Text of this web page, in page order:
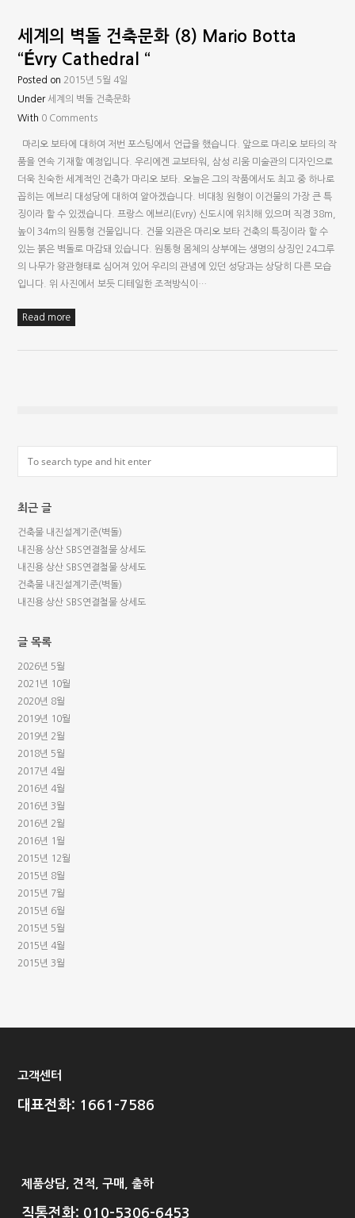
세계의 벽돌 건축문화 (8) Mario Botta
“Évry Cathedral “
Posted on 2015년 5월 4일
Under 세계의 벽돌 건축문화
With 0 Comments
마리오 보타에 대하여 저번 포스팅에서 언급을 했습니다. 앞으로 마리오 보타의 작
품을 연속 기재할 예정입니다. 우리에겐 교보타워, 삼성 리움 미술관의 디자인으로
더욱 친숙한 세계적인 건축가 마리오 보타. 오늘은 그의 작품에서도 최고 중 하나로
꼽히는 에브리 대성당에 대하여 알아겠습니다. 비대칭 원형이 이건물의 가장 큰 특
징이라 할 수 있겠습니다. 프랑스 에브리(Evry) 신도시에 위치해 있으며 직경 38m,
높이 34m의 원통형 건물입니다. 건물 외관은 마리오 보타 건축의 특징이라 할 수
있는 붉은 벽돌로 마감돼 있습니다. 원통형 몸체의 상부에는 생명의 상징인 24그루
의 나무가 왕관형태로 심어져 있어 우리의 관념에 있던 성당과는 상당히 다른 모습
입니다. 위 사진에서 보듯 디테일한 조적방식이…
Read more
최근 글
건축물 내진설계기준(벽돌)
내진용 상산 SBS연결철물 상세도
내진용 상산 SBS연결철물 상세도
건축물 내진설계기준(벽돌)
내진용 상산 SBS연결철물 상세도
글 목록
2026년 5월
2021년 10월
2020년 8월
2019년 10월
2019년 2월
2018년 5월
2017년 4월
2016년 4월
2016년 3월
2016년 2월
2016년 1월
2015년 12월
2015년 8월
2015년 7월
2015년 6월
2015년 5월
2015년 4월
2015년 3월
고객센터
대표전화: 1661-7586
제품상담, 견적, 구매, 출하
직통전화: 010-5306-6453